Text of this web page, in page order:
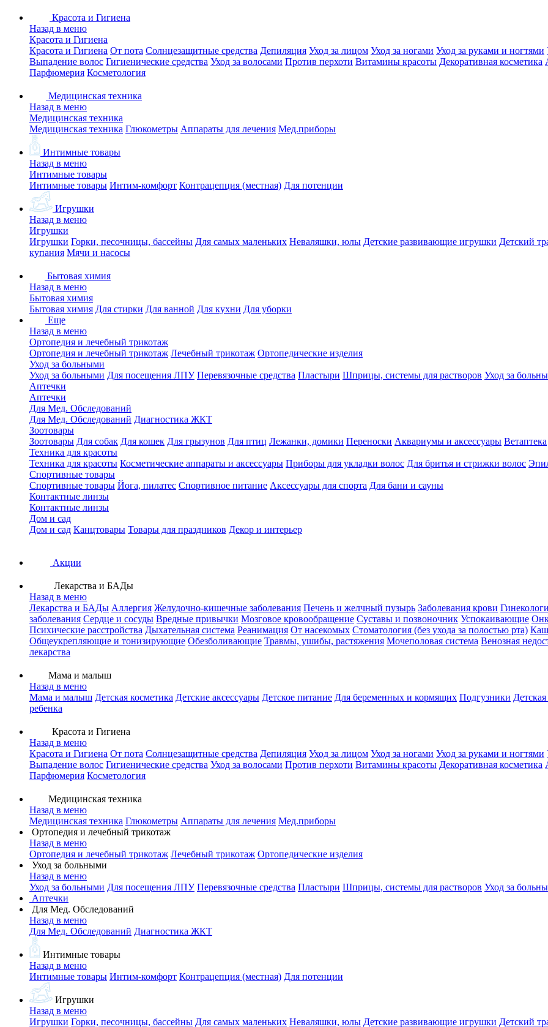
Красота и Гигиена
Назад в меню
Красота и Гигиена
Красота и Гигиена От пота Солнцезащитные средства Депиляция Уход за лицом Уход за ногами Уход за руками и ногтями
Выпадение волос Гигиенические средства Уход за волосами Против перхоти Витамины красоты Декоративная косметика
Парфюмерия Косметология
Медицинская техника
Назад в меню
Медицинская техника
Медицинская техника Глюкометры Аппараты для лечения Мед.приборы
Интимные товары
Назад в меню
Интимные товары
Интимные товары Интим-комфорт Контрацепция (местная) Для потенции
Игрушки
Назад в меню
Игрушки
Игрушки Горки, песочницы, бассейны Для самых маленьких Неваляшки, юлы Детские развивающие игрушки Детский
купания Мячи и насосы
Бытовая химия
Назад в меню
Бытовая химия
Бытовая химия Для стирки Для ванной Для кухни Для уборки
Еще
Назад в меню
Ортопедия и лечебный трикотаж
Ортопедия и лечебный трикотаж Лечебный трикотаж Ортопедические изделия
Уход за больными
Уход за больными Для посещения ЛПУ Перевязочные средства Пластыри Шприцы, системы для растворов Уход за
Аптечки
Аптечки
Для Мед. Обследований
Для Мед. Обследований Диагностика ЖКТ
Зоотовары
Зоотовары Для собак Для кошек Для грызунов Для птиц Лежанки, домики Переноски Аквариумы и аксессуары Ветаптека
Техника для красоты
Техника для красоты Косметические аппараты и аксессуары Приборы для укладки волос Для бритья и стрижки волос
Спортивные товары
Спортивные товары Йога, пилатес Спортивное питание Аксессуары для спорта Для бани и сауны
Контактные линзы
Контактные линзы
Дом и сад
Дом и сад Канцтовары Товары для праздников Декор и интерьер
Акции
Лекарства и БАДы
Назад в меню
Лекарства и БАДы Аллергия Желудочно-кишечные заболевания Печень и желчный пузырь Заболевания крови
заболевания Сердце и сосуды Вредные привычки Мозговое кровообращение Суставы и позвоночник Успокаивающие
Психические расстройства Дыхательная система Реанимация От насекомых Стоматология (без ухода за полостью рта)
Общеукрепляющие и тонизирующие Обезболивающие Травмы, ушибы, растяжения Мочеполовая система Венозная
лекарства
Мама и малыш
Назад в меню
Мама и малыш Детская косметика Детские аксессуары Детское питание Для беременных и кормящих Подгузники
ребенка
Красота и Гигиена
Назад в меню
Красота и Гигиена От пота Солнцезащитные средства Депиляция Уход за лицом Уход за ногами Уход за руками и ногтями
Выпадение волос Гигиенические средства Уход за волосами Против перхоти Витамины красоты Декоративная косметика
Парфюмерия Косметология
Медицинская техника
Назад в меню
Медицинская техника Глюкометры Аппараты для лечения Мед.приборы
Ортопедия и лечебный трикотаж
Назад в меню
Ортопедия и лечебный трикотаж Лечебный трикотаж Ортопедические изделия
Уход за больными
Назад в меню
Уход за больными Для посещения ЛПУ Перевязочные средства Пластыри Шприцы, системы для растворов Уход за
Аптечки
Для Мед. Обследований
Назад в меню
Для Мед. Обследований Диагностика ЖКТ
Интимные товары
Назад в меню
Интимные товары Интим-комфорт Контрацепция (местная) Для потенции
Игрушки
Назад в меню
Игрушки Горки, песочницы, бассейны Для самых маленьких Неваляшки, юлы Детские развивающие игрушки Детский